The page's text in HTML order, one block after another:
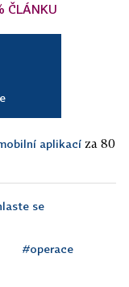
ČLÁNKU
aplikací za 80
se
#operace